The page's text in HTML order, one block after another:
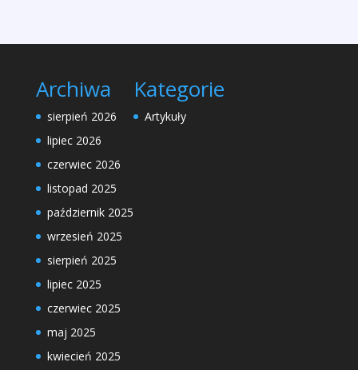
Archiwa
sierpień 2026
lipiec 2026
czerwiec 2026
listopad 2025
październik 2025
wrzesień 2025
sierpień 2025
lipiec 2025
czerwiec 2025
maj 2025
kwiecień 2025
Kategorie
Artykuły